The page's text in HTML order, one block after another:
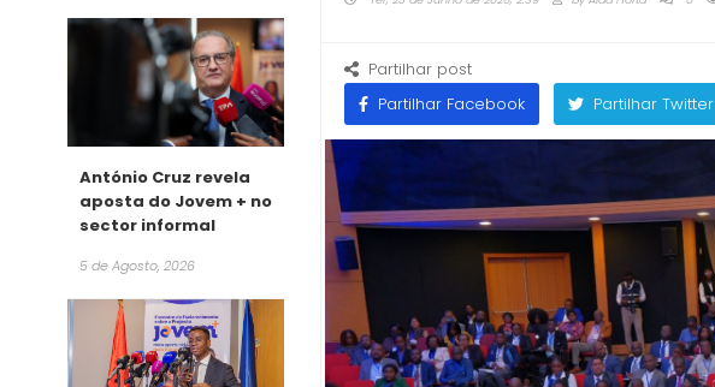
António Cruz revela
aposta do Jovem + no
sector informal
5 de Agosto, 2026
Partilhar post
Partilhar Facebook
Partilhar Twitter